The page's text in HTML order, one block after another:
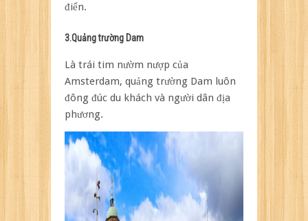
điển.
3.Quảng trường Dam
Là trái tim nườm nượp của
Amsterdam, quảng trường Dam luôn
đông đúc du khách và người dân địa
phương.